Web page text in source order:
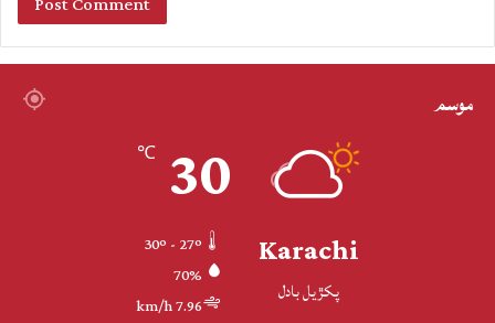
موسم
Karachi
پکڙيل بادل
30
℃
70%
7.96 km/h